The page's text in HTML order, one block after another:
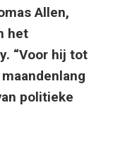
Allen,
het
“Voor hij tot
politieke